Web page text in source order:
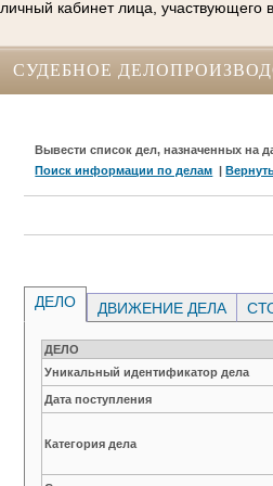
личный кабинет лица, участвующего
СУДЕБНОЕ
Вывести список дел, назначенных на
Поиск информации по делам |
ДЕЛО ДВИЖЕНИЕ ДЕЛА
ДЕЛО
Уникальный идентификатор дела
Дата поступления
Категория дела